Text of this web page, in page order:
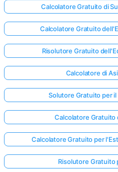
Calcolatore Gratuito di
Calcolatore Gratuito
Risolutore Gratuito
Calcolatore di
Solutore Gratuito per
Calcolatore Gratuito
Calcolatore Gratuito per
Risolutore Gratuito